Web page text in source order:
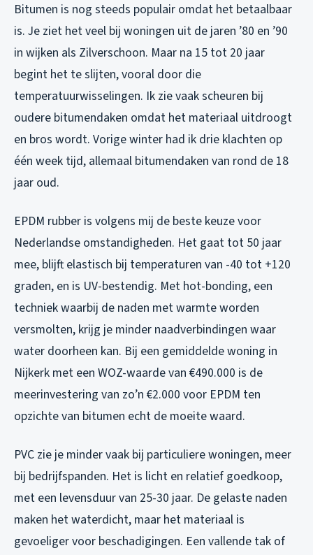
Bitumen is nog steeds populair omdat het betaalbaar
is. Je ziet het veel bij woningen uit de jaren ’80 en ’90
in wijken als Zilverschoon. Maar na 15 tot 20 jaar
begint het te slijten, vooral door die
temperatuurwisselingen. Ik zie vaak scheuren bij
oudere bitumendaken omdat het materiaal uitdroogt
en bros wordt. Vorige winter had ik drie klachten op
één week tijd, allemaal bitumendaken van rond de 18
jaar oud.
EPDM rubber is volgens mij de beste keuze voor
Nederlandse omstandigheden. Het gaat tot 50 jaar
mee, blijft elastisch bij temperaturen van -40 tot +120
graden, en is UV-bestendig. Met hot-bonding, een
techniek waarbij de naden met warmte worden
versmolten, krijg je minder naadverbindingen waar
water doorheen kan. Bij een gemiddelde woning in
Nijkerk met een WOZ-waarde van €490.000 is de
meerinvestering van zo’n €2.000 voor EPDM ten
opzichte van bitumen echt de moeite waard.
PVC zie je minder vaak bij particuliere woningen, meer
bij bedrijfspanden. Het is licht en relatief goedkoop,
met een levensduur van 25-30 jaar. De gelaste naden
maken het waterdicht, maar het materiaal is
gevoeliger voor beschadigingen. Een vallende tak of